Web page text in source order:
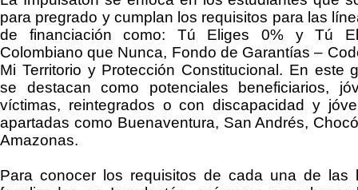
para pregrado y cumplan los requisitos para las
de financiación como:
Tú Eliges 0% y Tú
Colombiano que Nunca, Fondo de Garantías –
Mi Territorio y Protección Constitucional . En este
se destacan como potenciales beneficiarios,
víctimas, reintegrados o con discapacidad y
apartadas como Buenaventura, San Andrés,
Amazonas.
Para conocer los requisitos de cada una de las